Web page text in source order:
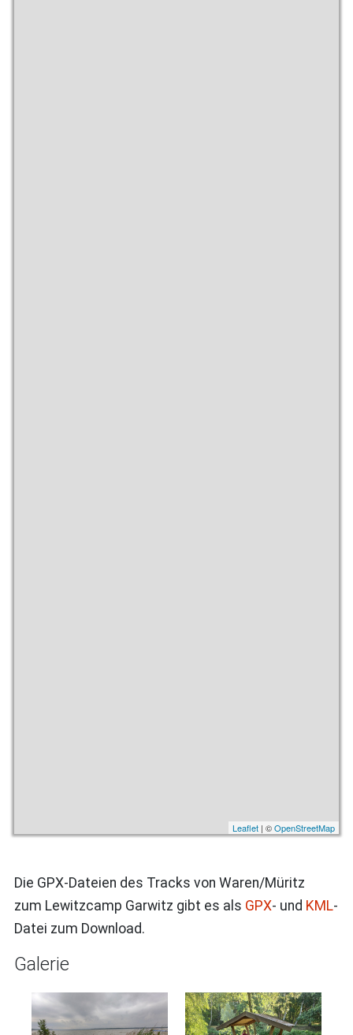
Leaflet | ©OpenStreetMap
Die GPX-Dateien des Tracks von Waren/Müritz
zum Lewitzcamp Garwitz gibt es als GPX- und KML-
Datei zum Download.
Galerie